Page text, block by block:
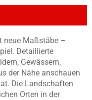
neue Maßstäbe –
Detaillierte
Gewässern,
der Nähe anschauen
Die Landschaften
Orten in der